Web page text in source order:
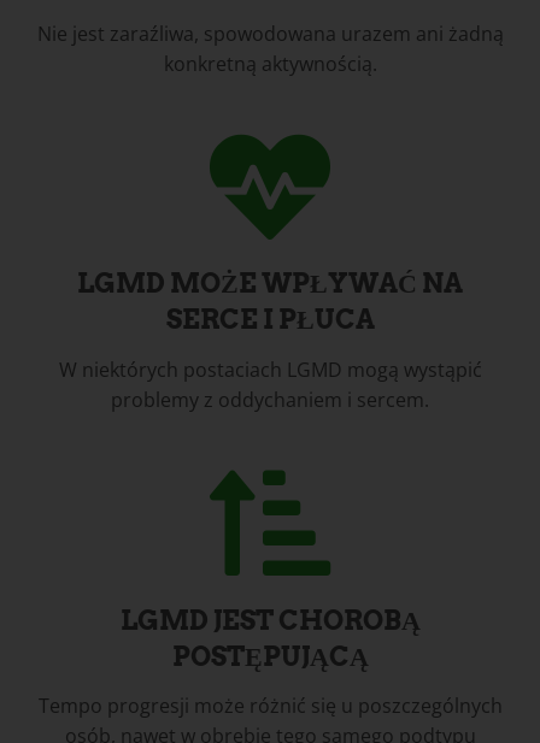
Nie jest zaraźliwa, spowodowana urazem ani żadną
konkretną aktywnością.
LGMD MOŻE WPŁYWAĆ NA
SERCE I PŁUCA
W niektórych postaciach LGMD mogą wystąpić
problemy z oddychaniem i sercem.
LGMD JEST CHOROBĄ
POSTĘPUJĄCĄ
Tempo progresji może różnić się u poszczególnych
osób, nawet w obrębie tego samego podtypu